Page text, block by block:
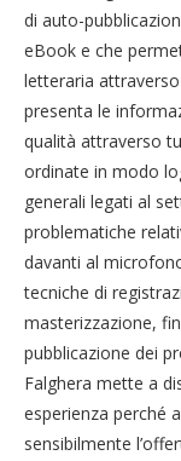
di auto-
eBook e che
letteraria
presenta le
qualità attraverso
ordinate in modo
generali legati al
problematiche
davanti al
tecniche di
masterizzazione,
pubblicazione dei
Falghera mette a
esperienza perché
sensibilmente